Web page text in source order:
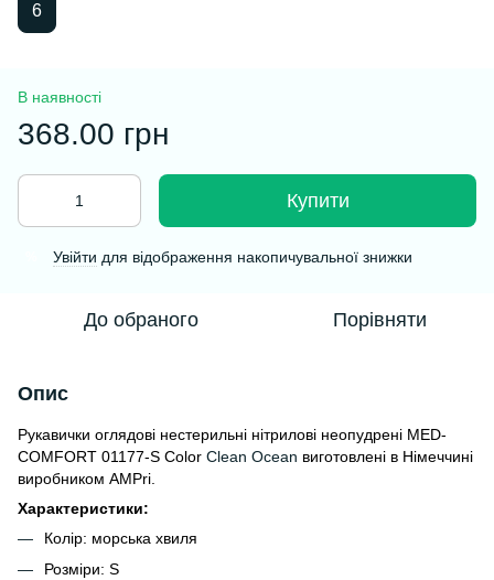
6
В наявності
368.00 грн
Купити
Увійти для відображення накопичувальної знижки
До обраного Порівняти
Опис
Рукавички оглядові нестерильні нітрилові неопудрені MED-
COMFORT 01177-S Color Clean Ocean виготовлені в Німеччині
виробником AMPri.
Характеристики:
Колір: морська хвиля
Розміри: S